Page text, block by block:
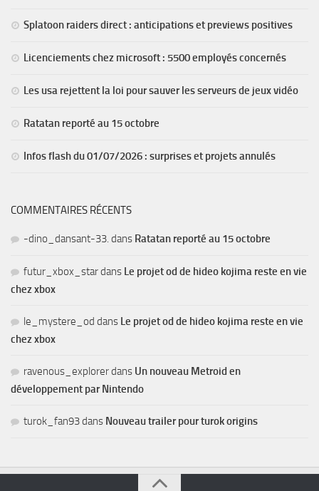
Splatoon raiders direct : anticipations et previews positives
Licenciements chez microsoft : 5500 employés concernés
Les usa rejettent la loi pour sauver les serveurs de jeux vidéo
Ratatan reporté au 15 octobre
Infos flash du 01/07/2026 : surprises et projets annulés
COMMENTAIRES RÉCENTS
-dino_dansant-33. dans Ratatan reporté au 15 octobre
futur_xbox_stardans Le projet od de hideo kojima reste en vie
chez xbox
le_mystere_od dans Le projet od de hideo kojima reste en vie
chez xbox
ravenous_explorerdans Un nouveau Metroid en
développement par Nintendo
turok_fan93dans Nouveau trailer pour turok origins